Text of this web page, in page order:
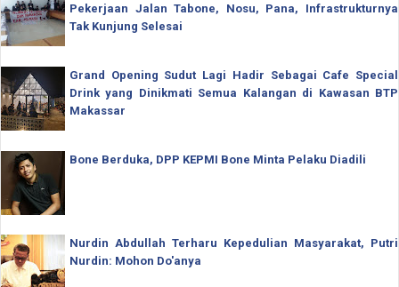
Pekerjaan Jalan Tabone, Nosu, Pana, Infrastrukturnya
Tak Kunjung Selesai
Grand Opening Sudut Lagi Hadir Sebagai Cafe Special
Drink yang Dinikmati Semua Kalangan di Kawasan BTP
Makassar
Bone Berduka, DPP KEPMI Bone Minta Pelaku Diadili
Nurdin Abdullah Terharu Kepedulian Masyarakat, Putri
Nurdin: Mohon Do'anya